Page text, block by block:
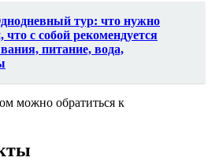
тур: что нужно
что с собой рекомендуется
питание, вода,
можно обратиться к